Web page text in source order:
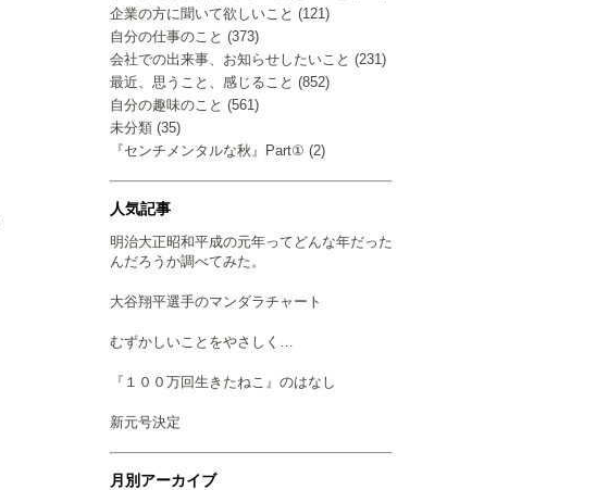
企業の方に聞いて欲しいこと (121)
自分の仕事のこと (373)
会社での出来事、お知らせしたいこと (231)
最近、思うこと、感じること (852)
自分の趣味のこと (561)
未分類 (35)
『センチメンタルな秋』Part① (2)
人気記事
明治大正昭和平成の元年ってどんな年だった
んだろうか調べてみた。
大谷翔平選手のマンダラチャート
むずかしいことをやさしく…
『１００万回生きたねこ』のはなし
新元号決定
月別アーカイブ